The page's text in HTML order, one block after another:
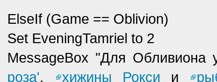
ElseIf (Game == Oblivion)
Set EveningTamriel to 2
MessageBox "Для Обливиона
роза', хижины Рокси и